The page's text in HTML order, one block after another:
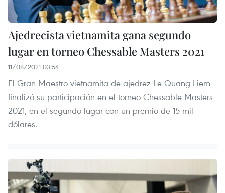
Ajedrecista vietnamita gana segundo
lugar en torneo Chessable Masters 2021
11/08/2021 03:54
El Gran Maestro vietnamita de ajedrez Le Quang Liem
finalizó su participación en el torneo Chessable Masters
2021, en el segundo lugar con un premio de 15 mil
dólares.